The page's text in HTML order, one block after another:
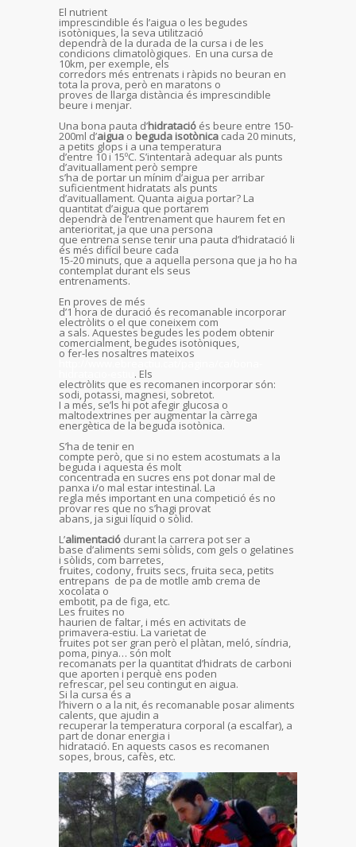
El nutrient
imprescindible és l’aigua o les begudes
isotòniques, la seva utilització
dependrà de la durada de la cursa i de les
condicions climatològiques. En una cursa de
10km, per exemple, els
corredors més entrenats i ràpids no beuran en
tota la prova, però en maratons o
proves de llarga distància és imprescindible
beure i menjar.
Una bona pauta d’hidratació és beure entre 150-
200ml d’aigua o beguda isotònica cada 20 minuts,
a petits glops i a una temperatura
d’entre 10 i 15ºC. S’intentarà adequar als punts
d’avituallament però sempre
s’ha de portar un mínim d’aigua per arribar
suficientment hidratats als punts
d’avituallament. Quanta aigua portar? La
quantitat d’aigua que portarem
dependrà de l’entrenament que haurem fet en
anterioritat, ja que una persona
que entrena sense tenir una pauta d’hidratació li
és més difícil beure cada
15-20 minuts, que a aquella persona que ja ho ha
contemplat durant els seus
entrenaments.
En proves de més
d’1 hora de duració és recomanable incorporar
electròlits o el que coneixem com
a sals. Aquestes begudes les podem obtenir
comercialment, begudes isotòniques,
o fer-les nosaltres mateixos
. Els
electròlits que es recomanen incorporar són:
sodi, potassi, magnesi, sobretot.
I a més, se’ls hi pot afegir glucosa o
maltodextrines per augmentar la càrrega
energètica de la beguda isotònica.
S’ha de tenir en
compte però, que si no estem acostumats a la
beguda i aquesta és molt
concentrada en sucres ens pot donar mal de
panxa i/o mal estar intestinal. La
regla més important en una competició és no
provar res que no s’hagi provat
abans, ja sigui líquid o sòlid.
L’alimentació durant la carrera pot ser a
base d’aliments semi sòlids, com gels o gelatines
i sòlids, com barretes,
fruites, codony, fruits secs, fruita seca, petits
entrepans de pa de motlle amb crema de
xocolata o
embotit, pa de figa, etc.
Les fruites no
haurien de faltar, i més en activitats de
primavera-estiu. La varietat de
fruites pot ser gran però el plàtan, meló, síndria,
poma, pinya… són molt
recomanats per la quantitat d’hidrats de carboni
que aporten i perquè ens poden
refrescar, pel seu contingut en aigua.
Si la cursa és a
l’hivern o a la nit, és recomanable posar aliments
calents, que ajudin a
recuperar la temperatura corporal (a escalfar), a
part de donar energia i
hidratació. En aquests casos es recomanen
sopes, brous, cafès, etc.